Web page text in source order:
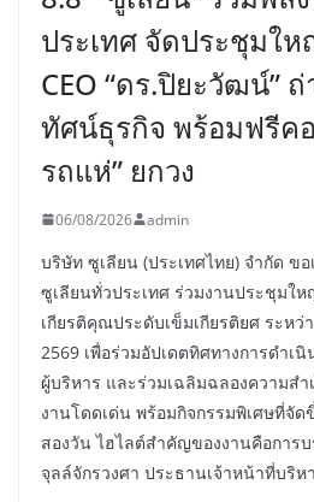
ประเทศ จัดประชุมใ
CEO “ดร.ปิยะวัฒน์”
ทัศน์ธุรกิจ พร้อมฟรีค
รถแห่” ยกวง
06/08/2026 admin
บริษัท ซูเลียน (ประเทศไทย) จำกัด
ซูเลียนทั่วประเทศ ร่วมงานประชุมใ
เกียรติคุณประดับเข็มเกียรติยศ ระห
2569 เพื่อร่วมอัปเดตทิศทางการดำเ
ผู้บริหาร และร่วมเฉลิมฉลองความส
งานโดดเด่น พร้อมกิจกรรมพิเศษที่จั
สองวัน ไฮไลต์สำคัญของงานคือการ
จุลล์จักรวงศา ประธานเจ้าหน้าที่บริ